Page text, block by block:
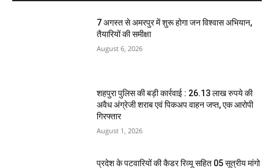
7 अगस्त से अमरपुर में शुरू होगा जन विश्वास अभियान,
तैयारियों की समीक्षा
August 6, 2026
शहपुरा पुलिस की बड़ी कार्रवाई : 26.13 लाख रुपये की
अवैध अंग्रेजी शराब एवं पिकअप वाहन जप्त, एक आरोपी
गिरफ्तार
August 1, 2026
प्रदेश के पटवारियों की कैडर रिव्यू सहित 05 सूत्रीय मांगो